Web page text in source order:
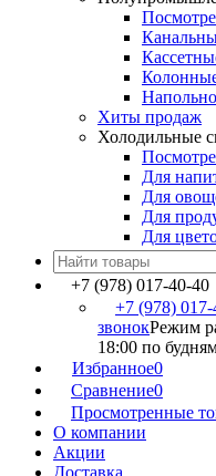
Хиты продаж
Холодильные
Для
Для
Для
Для
+7 (978) 017-40-40
+7 (978)
звонокРежим
18:00 по
Избранное0
Сравнение0
Просмотренные
О компании
Акции
Доставка